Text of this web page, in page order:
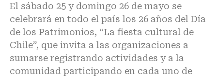
El sábado 25 y domingo 26 de mayo se
celebrará en todo el país los 26 años del Día
de los Patrimonios, “La fiesta cultural de
Chile”, que invita a las organizaciones a
sumarse registrando actividades y a la
comunidad participando en cada uno de